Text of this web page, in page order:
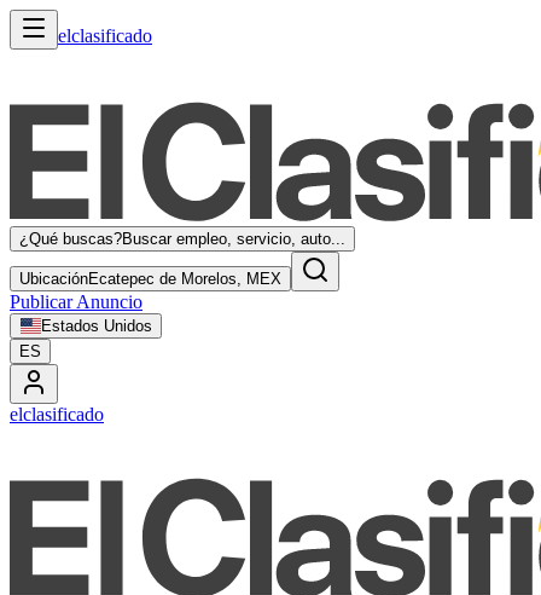
elclasificado
¿Qué buscas?Buscar empleo, servicio, auto...
UbicaciónEcatepec de Morelos, MEX
Publicar Anuncio
Estados Unidos
ES
elclasificado